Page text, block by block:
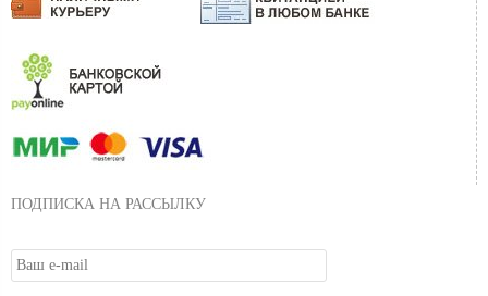
ПОДПИСКА НА РАССЫЛКУ